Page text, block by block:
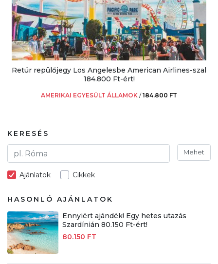
Retúr repülőjegy Los Angelesbe American Airlines-szal
184.800 Ft-ért!
AMERIKAI EGYESÜLT ÁLLAMOK /184.800 FT
KERESÉS
Mehet
Ajánlatok Cikkek
HASONLÓ AJÁNLATOK
Ennyiért ajándék! Egy hetes utazás
Szardínián 80.150 Ft-ért!
80.150 FT